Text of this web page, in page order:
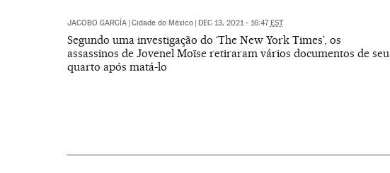
JACOBO GARCÍA | Cidade do México | DEC 13, 2021 - 16:47EST
Segundo uma investigação do ‘The New York Times’, os
assassinos de Jovenel Moïse retiraram vários documentos de seu
quarto após matá-lo